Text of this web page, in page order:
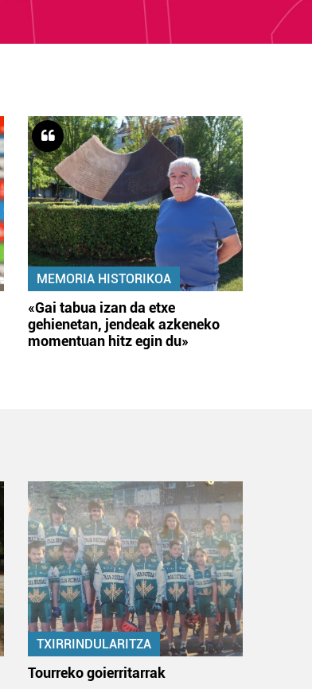
MEMORIA HISTORIKOA
«Gai tabua izan da etxe
gehienetan, jendeak azkeneko
momentuan hitz egin du»
TXIRRINDULARITZA
Tourreko goierritarrak